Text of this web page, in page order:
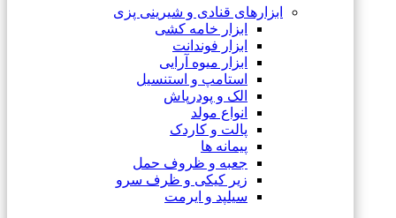
ابزارهای قنادی و شیرینی پزی
ابزار خامه کشی
ابزار فوندانت
ابزار میوه آرایی
استامپ و استنسیل
الک و پودرپاش
انواع مولد
پالت و کاردک
پیمانه ها
جعبه و ظروف حمل
زیر کیکی و ظرف سرو
سیلپد و ایرمت